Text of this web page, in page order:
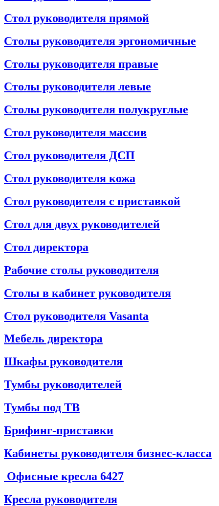
Стол руководителя прямой
Столы руководителя эргономичные
Столы руководителя правые
Столы руководителя левые
Столы руководителя полукруглые
Стол руководителя массив
Стол руководителя ДСП
Стол руководителя кожа
Стол руководителя с приставкой
Стол для двух руководителей
Стол директора
Рабочие столы руководителя
Столы в кабинет руководителя
Стол руководителя Vasanta
Мебель директора
Шкафы руководителя
Тумбы руководителей
Тумбы под ТВ
Брифинг-приставки
Кабинеты руководителя бизнес-класса
Офисные кресла 6427
Кресла руководителя